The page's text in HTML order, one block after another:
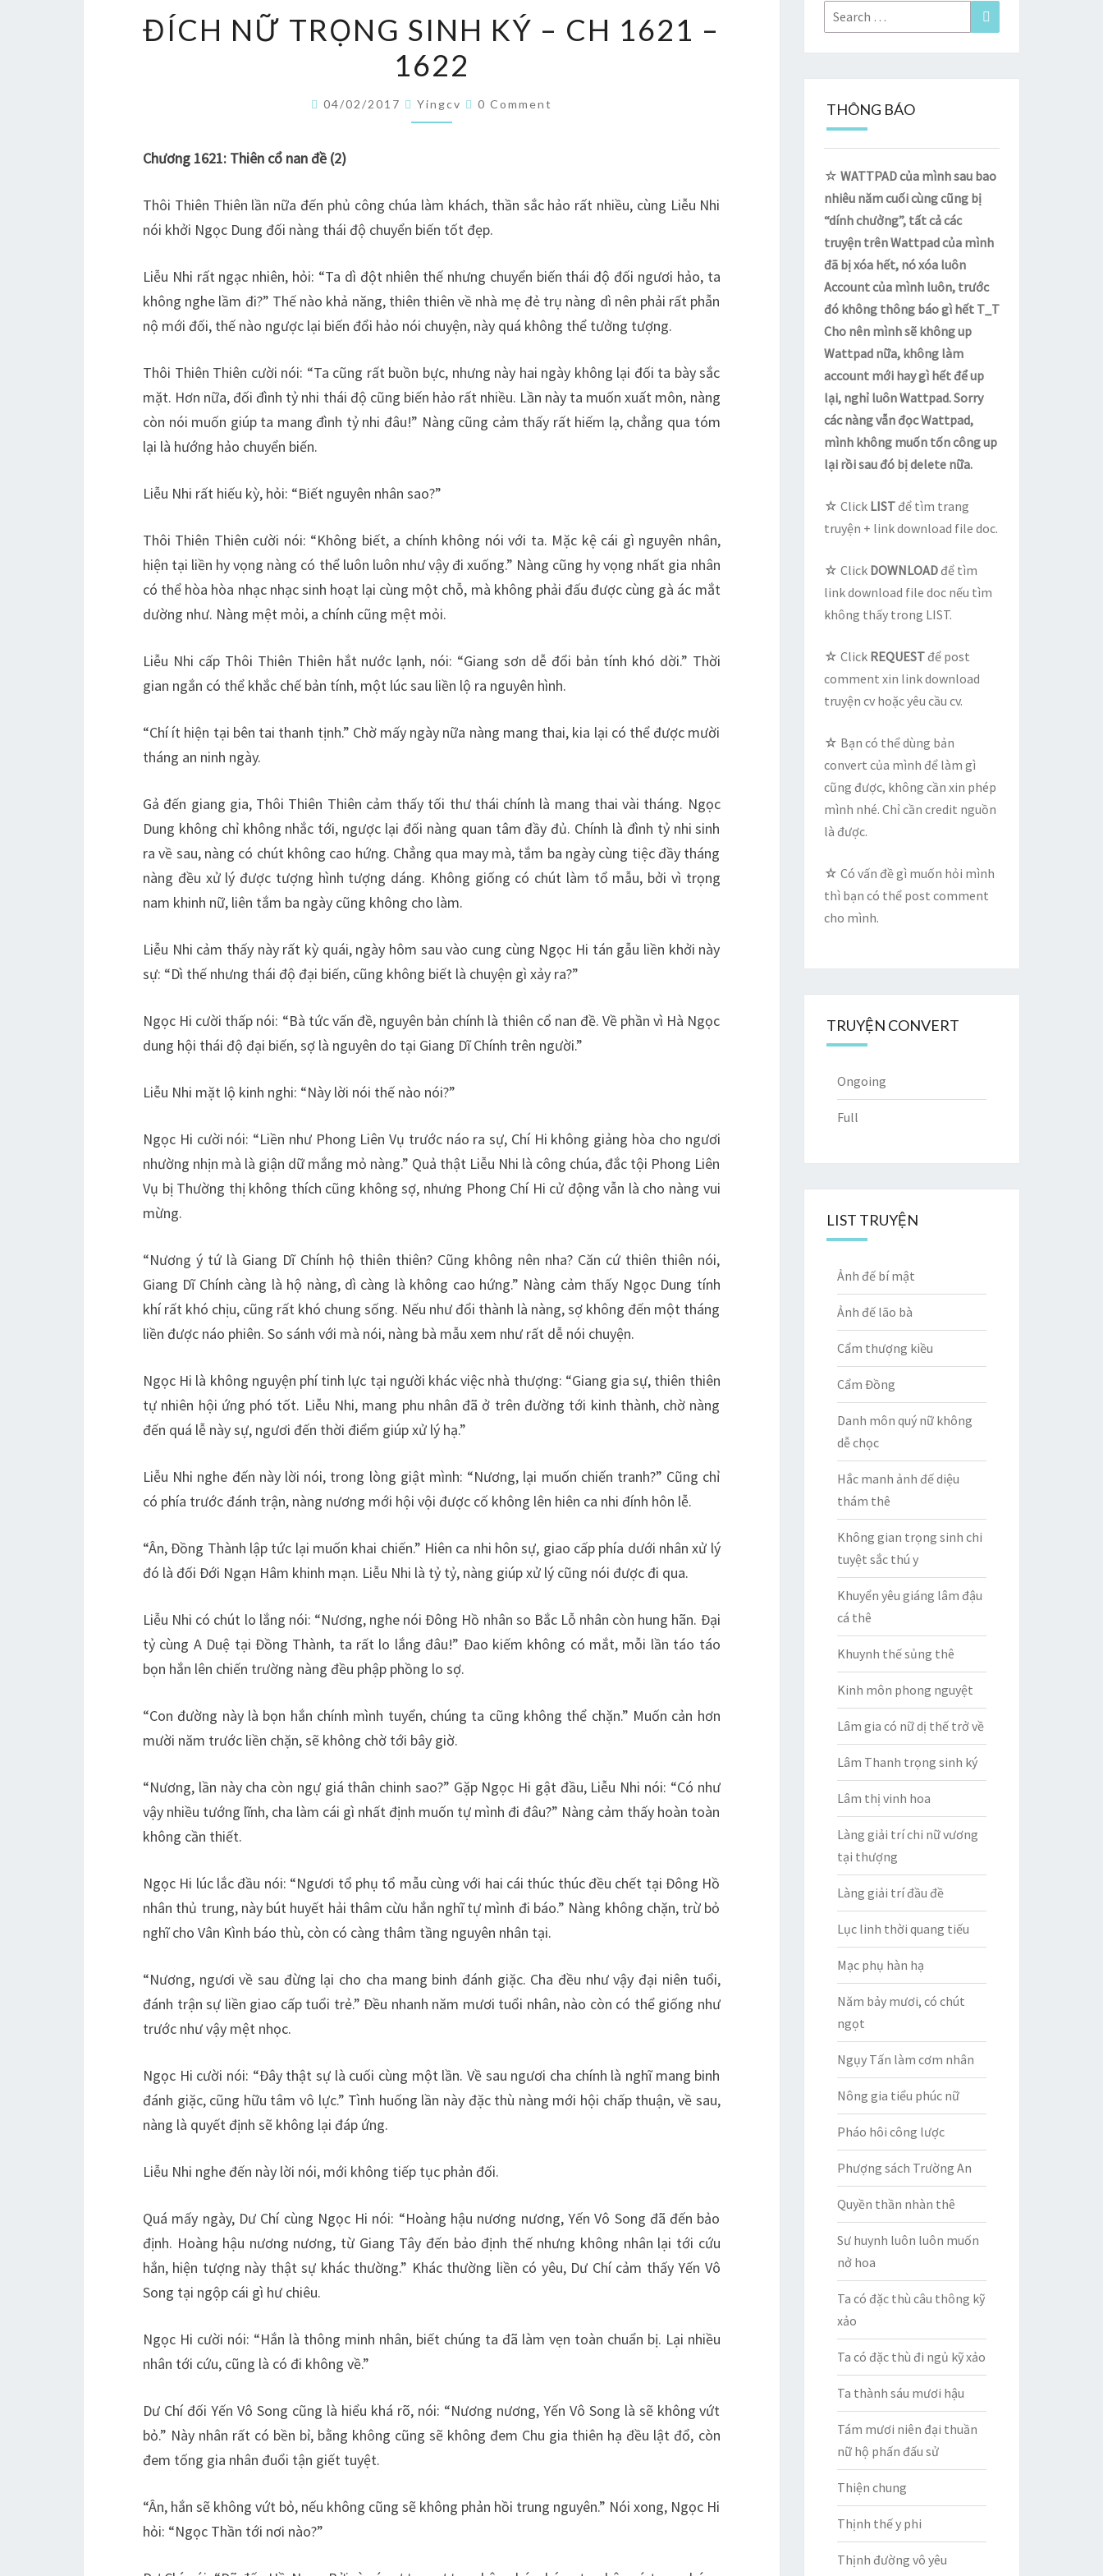
NỮ
TRỌNG
SINH
KÝ
–
1622
ĐÍCH NỮ TRỌNG SINH KÝ – CH 1621 –
1622
04/02/2017 Yingcv Comments
0 Comment
Chương 1621: Thiên cổ nan đề (2)
Thôi Thiên Thiên lần nữa đến phủ công chúa làm khách, thần sắc hảo rất nhiều, cùng Liễu Nhi
nói khởi Ngọc Dung đối nàng thái độ chuyển biến tốt đẹp.
Liễu Nhi rất ngạc nhiên, hỏi: “Ta dì đột nhiên thế nhưng chuyển biến thái độ đối ngươi hảo, ta
không nghe lầm đi?” Thế nào khả năng, thiên thiên về nhà mẹ đẻ trụ nàng dì nên phải rất phẫn
nộ mới đối, thế nào ngược lại biến đổi hảo nói chuyện, này quá không thể tưởng tượng.
Thôi Thiên Thiên cười nói: “Ta cũng rất buồn bực, nhưng này hai ngày không lại đối ta bày sắc
mặt. Hơn nữa, đối đình tỷ nhi thái độ cũng biến hảo rất nhiều. Lần này ta muốn xuất môn, nàng
còn nói muốn giúp ta mang đình tỷ nhi đâu!” Nàng cũng cảm thấy rất hiếm lạ, chẳng qua tóm
lại là hướng hảo chuyển biến.
Liễu Nhi rất hiếu kỳ, hỏi: “Biết nguyên nhân sao?”
Thôi Thiên Thiên cười nói: “Không biết, a chính không nói với ta. Mặc kệ cái gì nguyên nhân,
hiện tại liền hy vọng nàng có thể luôn luôn như vậy đi xuống.” Nàng cũng hy vọng nhất gia nhân
có thể hòa hòa nhạc nhạc sinh hoạt lại cùng một chỗ, mà không phải đấu được cùng gà ác mắt
dường như. Nàng mệt mỏi, a chính cũng mệt mỏi.
Liễu Nhi cấp Thôi Thiên Thiên hắt nước lạnh, nói: “Giang sơn dễ đổi bản tính khó dời.” Thời
gian ngắn có thể khắc chế bản tính, một lúc sau liền lộ ra nguyên hình.
“Chí ít hiện tại bên tai thanh tịnh.” Chờ mấy ngày nữa nàng mang thai, kia lại có thể được mười
tháng an ninh ngày.
Gả đến giang gia, Thôi Thiên Thiên cảm thấy tối thư thái chính là mang thai vài tháng. Ngọc
Dung không chỉ không nhắc tới, ngược lại đối nàng quan tâm đầy đủ. Chính là đình tỷ nhi sinh
ra về sau, nàng có chút không cao hứng. Chẳng qua may mà, tắm ba ngày cùng tiệc đầy tháng
nàng đều xử lý được tượng hình tượng dáng. Không giống có chút làm tổ mẫu, bởi vì trọng
nam khinh nữ, liên tắm ba ngày cũng không cho làm.
Liễu Nhi cảm thấy này rất kỳ quái, ngày hôm sau vào cung cùng Ngọc Hi tán gẫu liền khởi này
sự: “Dì thế nhưng thái độ đại biến, cũng không biết là chuyện gì xảy ra?”
Ngọc Hi cười thấp nói: “Bà tức vấn đề, nguyên bản chính là thiên cổ nan đề. Về phần vì Hà Ngọc
dung hội thái độ đại biến, sợ là nguyên do tại Giang Dĩ Chính trên người.”
Liễu Nhi mặt lộ kinh nghi: “Này lời nói thế nào nói?”
Ngọc Hi cười nói: “Liền như Phong Liên Vụ trước náo ra sự, Chí Hi không giảng hòa cho ngươi
nhường nhịn mà là giận dữ mắng mỏ nàng.” Quả thật Liễu Nhi là công chúa, đắc tội Phong Liên
Vụ bị Thường thị không thích cũng không sợ, nhưng Phong Chí Hi cử động vẫn là cho nàng vui
mừng.
“Nương ý tứ là Giang Dĩ Chính hộ thiên thiên? Cũng không nên nha? Căn cứ thiên thiên nói,
Giang Dĩ Chính càng là hộ nàng, dì càng là không cao hứng.” Nàng cảm thấy Ngọc Dung tính
khí rất khó chịu, cũng rất khó chung sống. Nếu như đổi thành là nàng, sợ không đến một tháng
liền được náo phiên. So sánh với mà nói, nàng bà mẫu xem như rất dễ nói chuyện.
Ngọc Hi là không nguyện phí tinh lực tại người khác việc nhà thượng: “Giang gia sự, thiên thiên
tự nhiên hội ứng phó tốt. Liễu Nhi, mang phu nhân đã ở trên đường tới kinh thành, chờ nàng
đến quá lễ này sự, ngươi đến thời điểm giúp xử lý hạ.”
Liễu Nhi nghe đến này lời nói, trong lòng giật mình: “Nương, lại muốn chiến tranh?” Cũng chỉ
có phía trước đánh trận, nàng nương mới hội vội được cố không lên hiên ca nhi đính hôn lễ.
“Ân, Đồng Thành lập tức lại muốn khai chiến.” Hiên ca nhi hôn sự, giao cấp phía dưới nhân xử lý
đó là đối Đới Ngạn Hâm khinh mạn. Liễu Nhi là tỷ tỷ, nàng giúp xử lý cũng nói được đi qua.
Liễu Nhi có chút lo lắng nói: “Nương, nghe nói Đông Hồ nhân so Bắc Lỗ nhân còn hung hãn. Đại
tỷ cùng A Duệ tại Đồng Thành, ta rất lo lắng đâu!” Đao kiếm không có mắt, mỗi lần táo táo
bọn hắn lên chiến trường nàng đều phập phồng lo sợ.
“Con đường này là bọn hắn chính mình tuyển, chúng ta cũng không thể chặn.” Muốn cản hơn
mười năm trước liền chặn, sẽ không chờ tới bây giờ.
“Nương, lần này cha còn ngự giá thân chinh sao?” Gặp Ngọc Hi gật đầu, Liễu Nhi nói: “Có như
vậy nhiều tướng lĩnh, cha làm cái gì nhất định muốn tự mình đi đâu?” Nàng cảm thấy hoàn toàn
không cần thiết.
Ngọc Hi lúc lắc đầu nói: “Ngươi tổ phụ tổ mẫu cùng với hai cái thúc thúc đều chết tại Đông Hồ
nhân thủ trung, này bút huyết hải thâm cừu hắn nghĩ tự mình đi báo.” Nàng không chặn, trừ bỏ
nghĩ cho Vân Kình báo thù, còn có càng thâm tầng nguyên nhân tại.
“Nương, ngươi về sau đừng lại cho cha mang binh đánh giặc. Cha đều như vậy đại niên tuổi,
đánh trận sự liền giao cấp tuổi trẻ.” Đều nhanh năm mươi tuổi nhân, nào còn có thể giống như
trước như vậy mệt nhọc.
Ngọc Hi cười nói: “Đây thật sự là cuối cùng một lần. Về sau ngươi cha chính là nghĩ mang binh
đánh giặc, cũng hữu tâm vô lực.” Tình huống lần này đặc thù nàng mới hội chấp thuận, về sau,
nàng là quyết định sẽ không lại đáp ứng.
Liễu Nhi nghe đến này lời nói, mới không tiếp tục phản đối.
Quá mấy ngày, Dư Chí cùng Ngọc Hi nói: “Hoàng hậu nương nương, Yến Vô Song đã đến bảo
định. Hoàng hậu nương nương, từ Giang Tây đến bảo định thế nhưng không nhân lại tới cứu
hắn, hiện tượng này thật sự khác thường.” Khác thường liền có yêu, Dư Chí cảm thấy Yến Vô
Song tại ngộp cái gì hư chiêu.
Ngọc Hi cười nói: “Hắn là thông minh nhân, biết chúng ta đã làm vẹn toàn chuẩn bị. Lại nhiều
nhân tới cứu, cũng là có đi không về.”
Dư Chí đối Yến Vô Song cũng là hiểu khá rõ, nói: “Nương nương, Yến Vô Song là sẽ không vứt
bỏ.” Này nhân rất có bền bỉ, bằng không cũng sẽ không đem Chu gia thiên hạ đều lật đổ, còn
đem tống gia nhân đuổi tận giết tuyệt.
“Ân, hắn sẽ không vứt bỏ, nếu không cũng sẽ không phản hồi trung nguyên.” Nói xong, Ngọc Hi
hỏi: “Ngọc Thần tới nơi nào?”
Search
for:
Search
THÔNG BÁO
☆ WATTPAD của mình sau bao
nhiêu năm cuối cùng cũng bị
“dính chưởng”, tất cả các
truyện trên Wattpad của mình
đã bị xóa hết, nó xóa luôn
Account của mình luôn, trước
đó không thông báo gì hết T_T
Cho nên mình sẽ không up
Wattpad nữa, không làm
account mới hay gì hết để up
lại, nghỉ luôn Wattpad. Sorry
các nàng vẫn đọc Wattpad,
mình không muốn tốn công up
lại rồi sau đó bị delete nữa.
☆ Click LISTđể tìm trang
truyện + link download file doc.
☆ Click DOWNLOADđể tìm
link download file doc nếu tìm
không thấy trong LIST.
☆ Click REQUESTđể post
comment xin link download
truyện cv hoặc yêu cầu cv.
☆ Bạn có thể dùng bản
convert của mình để làm gì
cũng được, không cần xin phép
mình nhé. Chỉ cần credit nguồn
là được.
☆ Có vấn đề gì muốn hỏi mình
thì bạn có thể post comment
cho mình.
TRUYỆN CONVERT
Ongoing
Full
LIST TRUYỆN
Ảnh đế bí mật
Ảnh đế lão bà
Cẩm thượng kiều
Cẩm Đồng
Danh môn quý nữ không
dễ chọc
Hắc manh ảnh đế diệu
thám thê
Không gian trọng sinh chi
tuyệt sắc thú y
Khuyển yêu giáng lâm đậu
cá thê
Khuynh thế sủng thê
Kinh môn phong nguyệt
Lâm gia có nữ dị thế trở về
Lâm Thanh trọng sinh ký
Lâm thị vinh hoa
Làng giải trí chi nữ vương
tại thượng
Làng giải trí đầu đề
Lục linh thời quang tiếu
Mạc phụ hàn hạ
Năm bảy mươi, có chút
ngọt
Ngụy Tấn làm cơm nhân
Nông gia tiểu phúc nữ
Pháo hôi công lược
Phượng sách Trường An
Quyền thần nhàn thê
Sư huynh luôn luôn muốn
nở hoa
Ta có đặc thù câu thông kỹ
xảo
Ta có đặc thù đi ngủ kỹ xảo
Ta thành sáu mươi hậu
Tám mươi niên đại thuần
nữ hộ phấn đấu sử
Thiện chung
Thịnh thế y phi
Thịnh đường vô yêu